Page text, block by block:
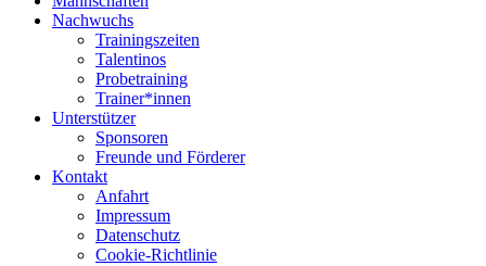
Nachwuchs
Trainingszeiten
Talentinos
Probetraining
Trainer*innen
Unterstützer
Sponsoren
Freunde und Förderer
Kontakt
Anfahrt
Impressum
Datenschutz
Cookie-Richtlinie